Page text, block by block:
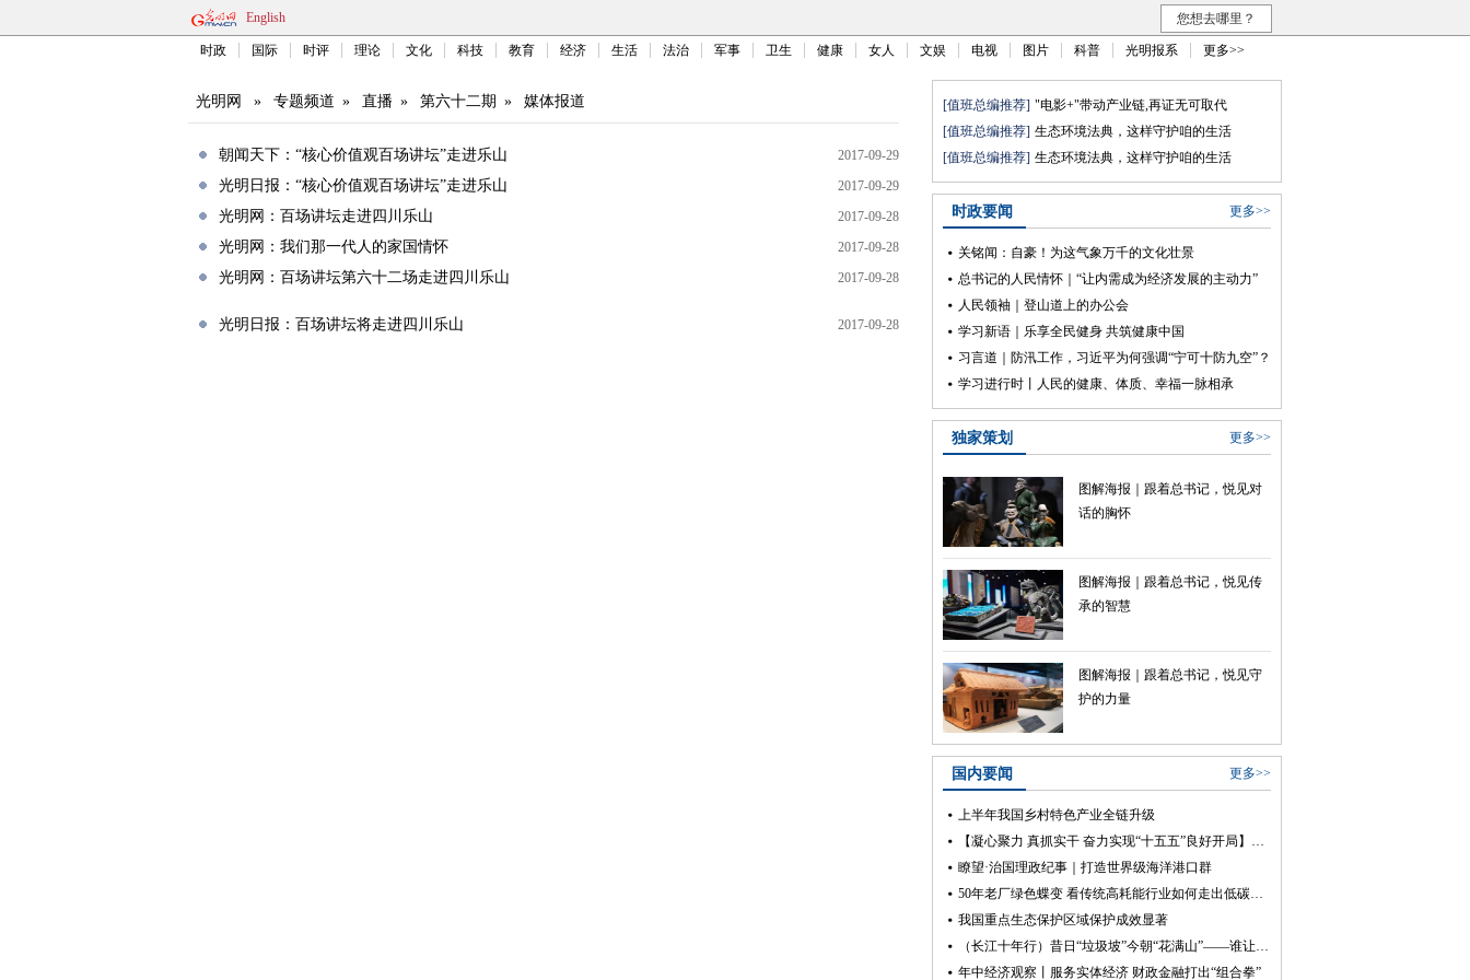
English 您想去哪里？
时政 国际 时评 理论 文化 科技 教育 经济 生活 法治 军事 卫生 健康 女人 文娱 电视 图片 科普 光明报系 更多>>
光明网 » 专题频道 » 直播 » 第六十二期 » 媒体报道
朝闻天下：“核心价值观百场讲坛”走进乐山 2017-09-29
光明日报：“核心价值观百场讲坛”走进乐山 2017-09-29
光明网：百场讲坛走进四川乐山 2017-09-28
光明网：我们那一代人的家国情怀 2017-09-28
光明网：百场讲坛第六十二场走进四川乐山 2017-09-28
光明日报：百场讲坛将走进四川乐山 2017-09-28